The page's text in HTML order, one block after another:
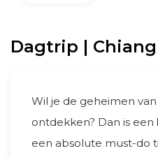
Dagtrip |
Wil je de geheimen
ontdekken? Dan is een
een absolute must-do